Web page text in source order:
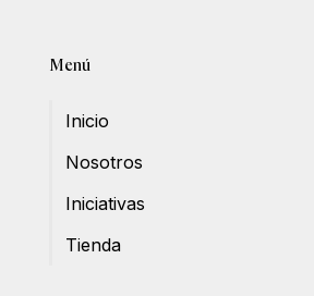
Menú
Inicio
Nosotros
Iniciativas
Tienda